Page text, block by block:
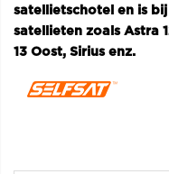
satellietschotel en is
satellieten zoals Astra
13 Oost, Sirius enz.